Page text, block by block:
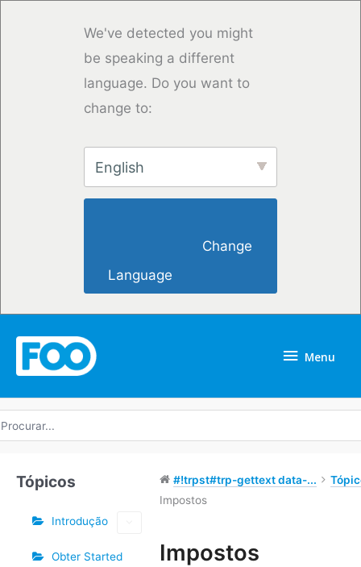
We've detected you might
be speaking a different
language. Do you want to
change to:
English
Language
Menu
Tópicos
Introdução
Obter Started
#!trpst#trp-gettext data-...
Impostos
Impostos
Etiquetas